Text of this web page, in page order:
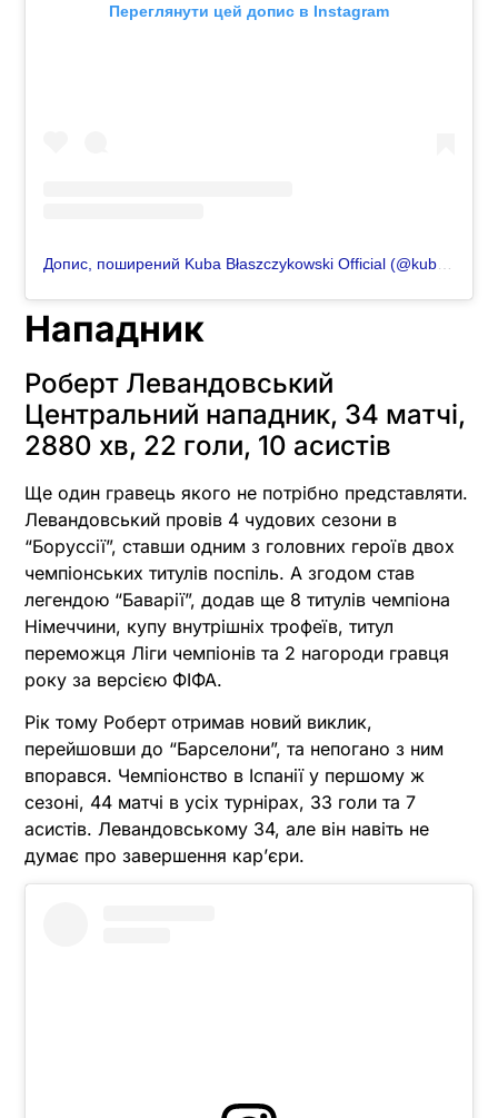
Переглянути цей допис в Instagram
Нападник
Роберт Левандовський
Центральний нападник, 34 матчі,
2880 хв, 22 голи, 10 асистів
Ще один гравець якого не потрібно представляти.
Левандовський провів 4 чудових сезони в
“Боруссії”, ставши одним з головних героїв двох
чемпіонських титулів поспіль. А згодом став
легендою “Баварії”, додав ще 8 титулів чемпіона
Німеччини, купу внутрішніх трофеїв, титул
переможця Ліги чемпіонів та 2 нагороди гравця
року за версією ФІФА.
Рік тому Роберт отримав новий виклик,
перейшовши до “Барселони”, та непогано з ним
впорався. Чемпіонство в Іспанії у першому ж
сезоні, 44 матчі в усіх турнірах, 33 голи та 7
асистів. Левандовському 34, але він навіть не
думає про завершення кар’єри.